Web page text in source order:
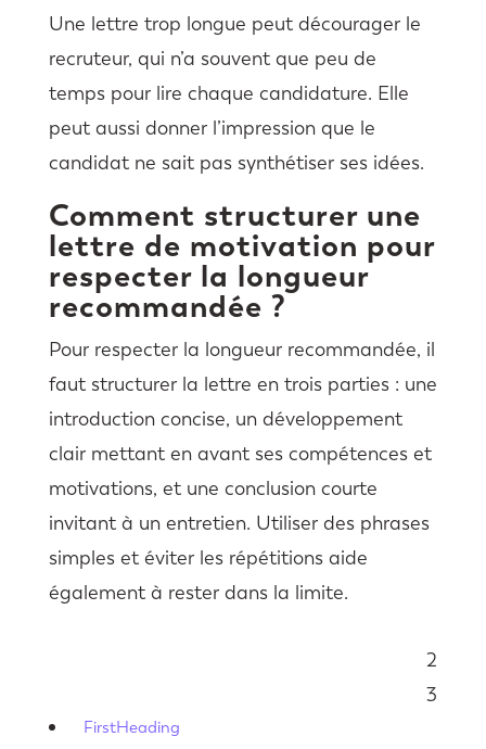
Une lettre trop longue peut décourager le
recruteur, qui n’a souvent que peu de
temps pour lire chaque candidature. Elle
peut aussi donner l’impression que le
candidat ne sait pas synthétiser ses idées.
Comment structurer une
lettre de motivation pour
respecter la longueur
recommandée ?
Pour respecter la longueur recommandée, il
faut structurer la lettre en trois parties : une
introduction concise, un développement
clair mettant en avant ses compétences et
motivations, et une conclusion courte
invitant à un entretien. Utiliser des phrases
simples et éviter les répétitions aide
également à rester dans la limite.
2
3
FirstHeading